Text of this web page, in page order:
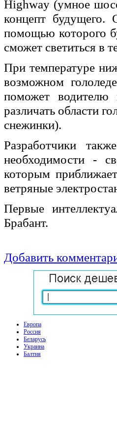
Highway (умное
концепт будущего.
помощью которого
сможет светиться в
При температуре
возможном
поможет водителю
различать области
снежинки).
Разработчики
необходимости -
которым
ветряные
Первые
Брабант.
Добавить
Европа
Россия
Беларусь
Украина
Балтия